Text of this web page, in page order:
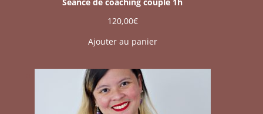
120,00€
Ajouter au panier